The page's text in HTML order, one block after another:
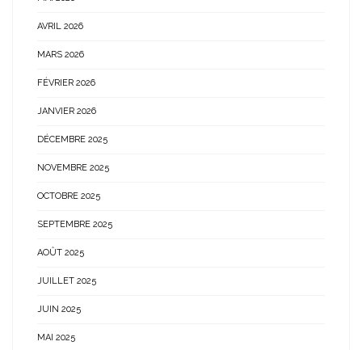
AVRIL 2026
MARS 2026
FÉVRIER 2026
JANVIER 2026
DÉCEMBRE 2025
NOVEMBRE 2025
OCTOBRE 2025
SEPTEMBRE 2025
AOÛT 2025
JUILLET 2025
JUIN 2025
MAI 2025